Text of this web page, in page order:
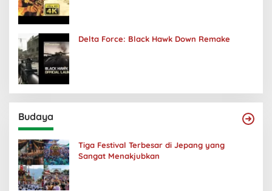
Delta Force: Black Hawk Down Remake
Budaya
Tiga Festival Terbesar di Jepang yang
Sangat Menakjubkan